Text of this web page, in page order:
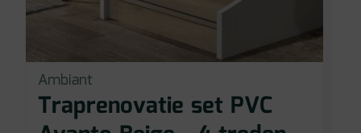
Ambiant
Traprenovatie set PVC